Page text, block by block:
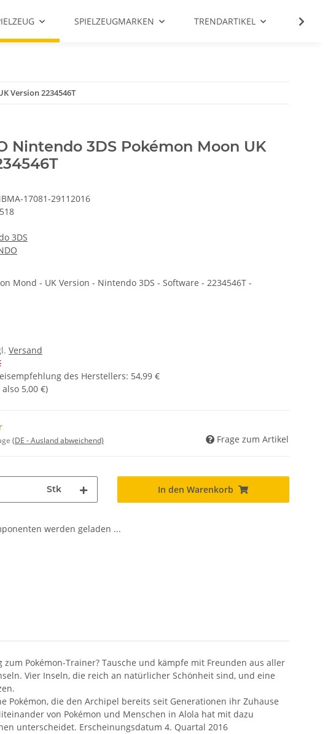
SPIELZEUGMARKEN TRENDARTIKEL SALE %
Version 2234546T
Nintendo 3DS Pokémon Moon UK
17081-29112016
3DS
Mond - UK Version - Nintendo 3DS - Software - 2234546T -
Versand
des Herstellers: 54,99 €
also 5,00 €)
(DE - Ausland abweichend) Frage zum Artikel
Stk In den Warenkorb
werden geladen ...
zum Pokémon-Trainer? Tausche und kämpfe mit Freunden aus aller
Vier Inseln, die reich an natürlicher Schönheit sind, und eine
Pokémon, die den Archipel bereits seit Generationen ihr Zuhause
von Pokémon und Menschen in Alola hat mit dazu
unterscheidet. Erscheinungsdatum 4. Quartal 2016